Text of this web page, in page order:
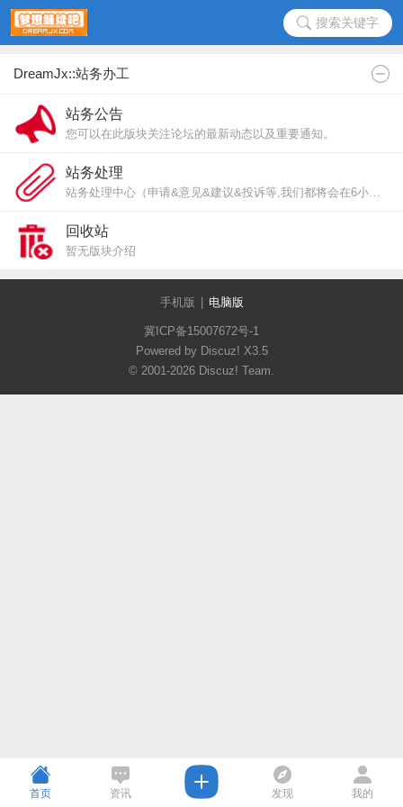
搜索关键字
DreamJx::站务办工
站务公告
您可以在此版块关注论坛的最新动态以及重要通知。
站务处理
站务处理中心（申请&意见&建议&投诉等,我们都将会在6小时内处理!）
回收站
暂无版块介绍
手机版 电脑版
冀ICP备15007672号-1
Powered by Discuz! X3.5
© 2001-2026 Discuz! Team.
首页 资讯 发现 我的